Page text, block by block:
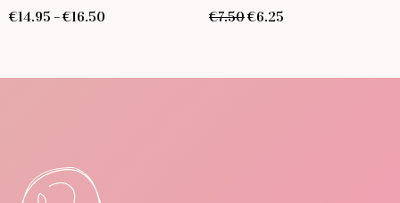
€14.95 –€16.50
€7.50€6.25